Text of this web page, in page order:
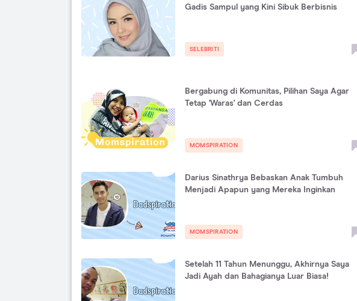
Gadis Sampul yang Kini Sibuk Berbisnis
SELEBRITI
Bergabung di Komunitas, Pilihan Saya Agar
Tetap 'Waras' dan Cerdas
MOMSPIRATION
Darius Sinathrya Bebaskan Anak Tumbuh
Menjadi Apapun yang Mereka Inginkan
MOMSPIRATION
Setelah 11 Tahun Menunggu, Akhirnya Saya
Jadi Ayah dan Bahagianya Luar Biasa!